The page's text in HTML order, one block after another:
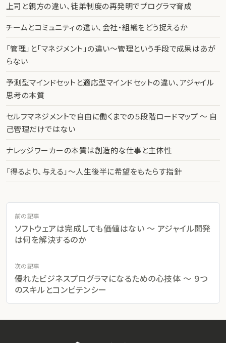
上司と親方の違い、徒弟制度の再発明でプログラマ育成
チームとコミュニティの違い、会社・組織をどう捉えるか
「管理」と「マネジメント」の違い〜管理という手段で成果はあが
らない
予測型マインドセットと適応型マインドセットの違い、アジャイル
思考の本質
セルフマネジメントで自由に働くまでの５段階ロードマップ 〜 自
己管理だけではない
ナレッジワーカーの本質は創造的な仕事と主体性
「得るより、与える」〜人生後半に希望をもたらす指針
前の記事
ソフトウェアは完成しても価値はない 〜 アジャイル開発
は何を解決するのか
次の記事
優れたビジネスプログラマになるための心技体 〜 ９つ
のスキルとコンピテンシー